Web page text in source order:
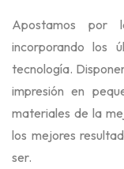
Apostamos por
incorporando los
tecnología.
impresión en
materiales de la
los mejores
ser.